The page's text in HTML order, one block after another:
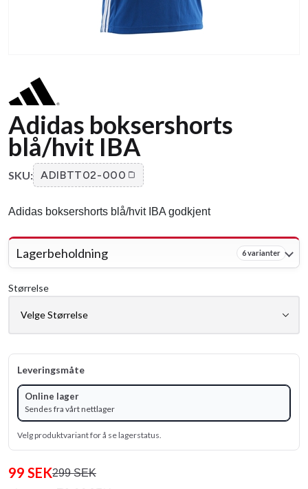
Adidas boksershorts
blå/hvit IBA
SKU: ADIBTT02-000
Adidas boksershorts blå/hvit IBA godkjent
Lagerbeholdning 6 varianter
Størrelse
Leveringsmåte
Online lager
Sendes fra vårt nettlager
Velg produktvariant for å se lagerstatus.
99 SEK299 SEK